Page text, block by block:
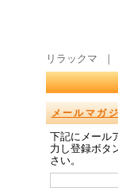
リラックマ
メールマガ
下記にメール
力し登録ボタ
さい。